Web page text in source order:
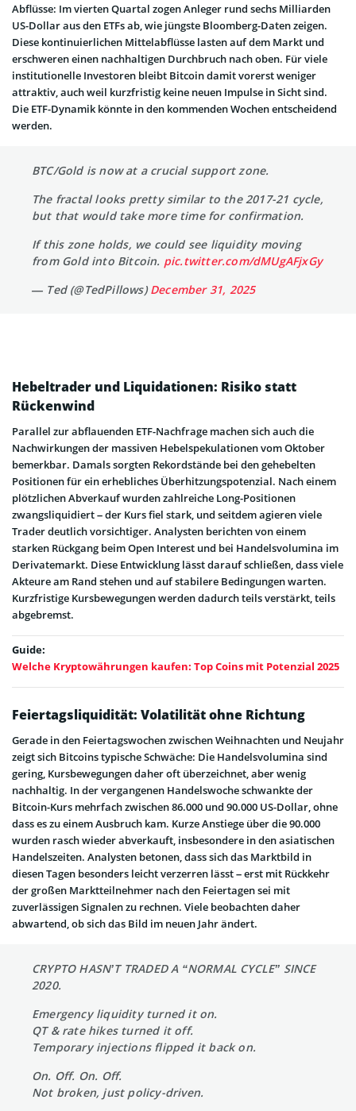
Abflüsse: Im vierten Quartal zogen Anleger rund sechs Milliarden
US-Dollar aus den ETFs ab, wie jüngste Bloomberg-Daten zeigen.
Diese kontinuierlichen Mittelabflüsse lasten auf dem Markt und
erschweren einen nachhaltigen Durchbruch nach oben. Für viele
institutionelle Investoren bleibt Bitcoin damit vorerst weniger
attraktiv, auch weil kurzfristig keine neuen Impulse in Sicht sind.
Die ETF-Dynamik könnte in den kommenden Wochen entscheidend
werden.
BTC/Gold is now at a crucial support zone.
The fractal looks pretty similar to the 2017-21 cycle,
but that would take more time for confirmation.
If this zone holds, we could see liquidity moving
from Gold into Bitcoin. pic.twitter.com/dMUgAFjxGy
— Ted (@TedPillows)December 31, 2025
Hebeltrader und Liquidationen: Risiko statt
Rückenwind
Parallel zur abflauenden ETF-Nachfrage machen sich auch die
Nachwirkungen der massiven Hebelspekulationen vom Oktober
bemerkbar. Damals sorgten Rekordstände bei den gehebelten
Positionen für ein erhebliches Überhitzungspotenzial. Nach einem
plötzlichen Abverkauf wurden zahlreiche Long-Positionen
zwangsliquidiert – der Kurs fiel stark, und seitdem agieren viele
Trader deutlich vorsichtiger. Analysten berichten von einem
starken Rückgang beim Open Interest und bei Handelsvolumina im
Derivatemarkt. Diese Entwicklung lässt darauf schließen, dass viele
Akteure am Rand stehen und auf stabilere Bedingungen warten.
Kurzfristige Kursbewegungen werden dadurch teils verstärkt, teils
abgebremst.
Guide:
Welche Kryptowährungen kaufen: Top Coins mit Potenzial 2025
Feiertagsliquidität: Volatilität ohne Richtung
Gerade in den Feiertagswochen zwischen Weihnachten und Neujahr
zeigt sich Bitcoins typische Schwäche: Die Handelsvolumina sind
gering, Kursbewegungen daher oft überzeichnet, aber wenig
nachhaltig. In der vergangenen Handelswoche schwankte der
Bitcoin-Kurs mehrfach zwischen 86.000 und 90.000 US-Dollar, ohne
dass es zu einem Ausbruch kam. Kurze Anstiege über die 90.000
wurden rasch wieder abverkauft, insbesondere in den asiatischen
Handelszeiten. Analysten betonen, dass sich das Marktbild in
diesen Tagen besonders leicht verzerren lässt – erst mit Rückkehr
der großen Marktteilnehmer nach den Feiertagen sei mit
zuverlässigen Signalen zu rechnen. Viele beobachten daher
abwartend, ob sich das Bild im neuen Jahr ändert.
CRYPTO HASN’T TRADED A “NORMAL CYCLE” SINCE
2020.
Emergency liquidity turned it on.
QT & rate hikes turned it off.
Temporary injections flipped it back on.
On. Off. On. Off.
Not broken, just policy-driven.